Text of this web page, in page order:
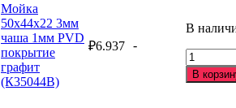
чаша
PVD
сталь
Мойка
50х44х22 3мм
чаша 1мм PVD
покрытие
графит
(К35044В)
₽6.937 -
В
товара
Мойка
В